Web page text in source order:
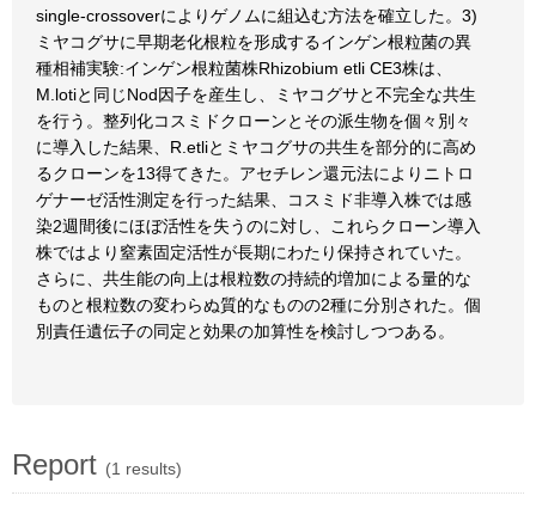
single-crossoverによりゲノムに組込む方法を確立した。3)
ミヤコグサに早期老化根粒を形成するインゲン根粒菌の異
種相補実験:インゲン根粒菌株Rhizobium etli CE3株は、
M.lotiと同じNod因子を産生し、ミヤコグサと不完全な共生
を行う。整列化コスミドクローンとその派生物を個々別々
に導入した結果、R.etliとミヤコグサの共生を部分的に高め
るクローンを13得てきた。アセチレン還元法によりニトロ
ゲナーゼ活性測定を行った結果、コスミド非導入株では感
染2週間後にほぼ活性を失うのに対し、これらクローン導入
株ではより窒素固定活性が長期にわたり保持されていた。
さらに、共生能の向上は根粒数の持続的増加による量的な
ものと根粒数の変わらぬ質的なものの2種に分別された。個
別責任遺伝子の同定と効果の加算性を検討しつつある。
Report (1 results)